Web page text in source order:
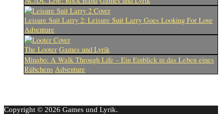
Leisure Suit Larry 2: Leisure Suit Larry Goes Looking For Love
Adventure
The Looter Games und Lyrik
Minabo: A Walk Through Life – Ein Einblick in das Leben eines
Rübchens Adventure
Copyright © 2026 Games und Lyrik.